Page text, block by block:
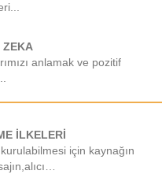
ZEKA
anlamak ve pozitif
İLKELERİ
için kaynağın